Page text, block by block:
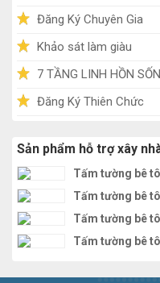
Đăng Ký Chuyên Gia
Khảo sát làm giàu
7 TẦNG LINH HỒN
Đăng Ký Thiên Chức
Sản phẩm hỗ trợ xây
Tấm tường bê
Tấm tường bê
Tấm tường bê
Tấm tường bê